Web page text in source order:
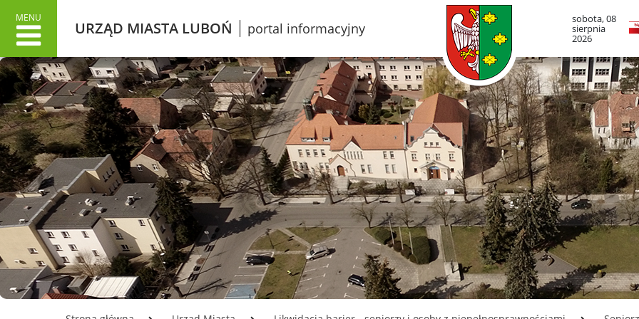
MENU
URZĄD MIASTA
Dane adresowe
Załatwianie spraw w Urzędzie
Informacje o Urzędzie Miasta
w języku łatwym do czytania
ETR
Dokumenty stategiczne
Inwestycje
Oświata
Odpady
Podatki
MIASTO LUBOŃ
Władze Miasta
O mieście
Luboński Szlak Architektury
Przemysłowej
Śladami historii Lubonia
Gry miejskie
Kultura
Komenda Straży Miejskiej
Miasta Luboń
Komisariat Policji w Luboniu
RADA MIASTA
Portal Mieszkańca.
informacje
Radni Rady Miasta
Sesja Rady Miasta
Harmonogram
radnych
Komisje Rady Miasta
Terminarz spotkań
Uchwały Rady
Młodzieżowa Rada
URZĄD MIASTA LUBOŃ portal informacyjny
sobota, 08
sierpnia
2026